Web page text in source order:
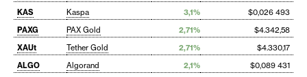
KAS
Kaspa 3,1%
$0,026 493
PAXG
PAX Gold 2,71%
$4.342,58
XAUt
Tether Gold 2,71%
$4.330,17
ALGO
Algorand 2,1%
$0,089 431